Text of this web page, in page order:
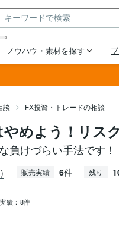
談 FX投資・トレードの相談
やめよう！リス
負けづらい手法です！
販売実績 6件 残り
績： 8件